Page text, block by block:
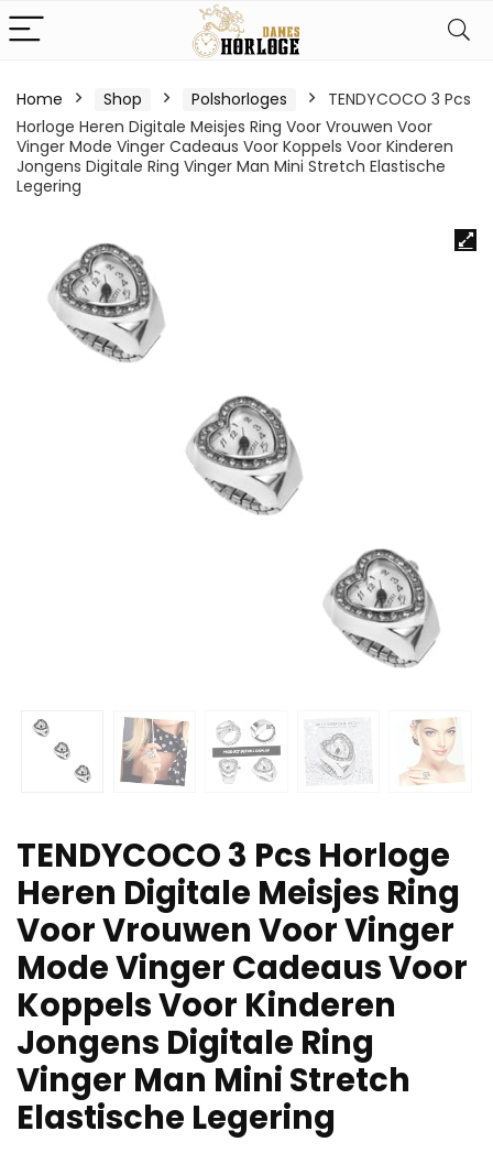
Home Shop Polshorloges
TENDYCOCO 3 Pcs
Horloge Heren Digitale Meisjes Ring Voor Vrouwen Voor
Vinger Mode Vinger Cadeaus Voor Koppels Voor Kinderen
Jongens Digitale Ring Vinger Man Mini Stretch Elastische
Legering
TENDYCOCO 3 Pcs Horloge
Heren Digitale Meisjes Ring
Voor Vrouwen Voor Vinger
Mode Vinger Cadeaus Voor
Koppels Voor Kinderen
Jongens Digitale Ring
Vinger Man Mini Stretch
Elastische Legering